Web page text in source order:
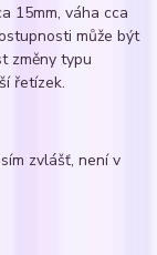
15mm, váha cca
může být
změny typu
řetízek.
zvlášť, není v